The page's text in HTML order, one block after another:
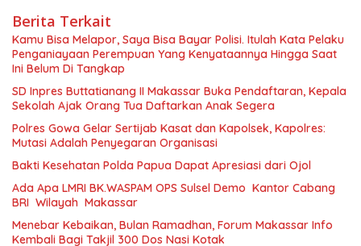
Berita Terkait
Kamu Bisa Melapor, Saya Bisa Bayar Polisi. Itulah Kata Pelaku
Penganiayaan Perempuan Yang Kenyataannya Hingga Saat
Ini Belum Di Tangkap
SD Inpres Buttatianang II Makassar Buka Pendaftaran, Kepala
Sekolah Ajak Orang Tua Daftarkan Anak Segera
Polres Gowa Gelar Sertijab Kasat dan Kapolsek, Kapolres:
Mutasi Adalah Penyegaran Organisasi
Bakti Kesehatan Polda Papua Dapat Apresiasi dari Ojol
Ada Apa LMRI BK.WASPAM OPS Sulsel Demo Kantor Cabang
BRI Wilayah Makassar
Menebar Kebaikan, Bulan Ramadhan, Forum Makassar Info
Kembali Bagi Takjil 300 Dos Nasi Kotak